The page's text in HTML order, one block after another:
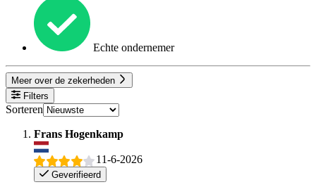
Echte ondernemer
Meer over de zekerheden
Filters
Sorteren
Frans Hogenkamp
11-6-2026
Geverifieerd